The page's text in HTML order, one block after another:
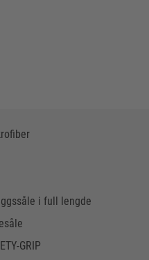
i full lengde
GRIP